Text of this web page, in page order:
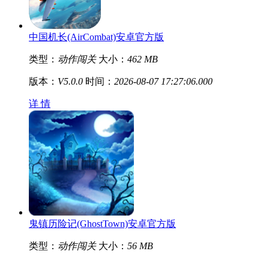
中国机长(AirCombat)安卓官方版
类型： 动作闯关 大小： 462 MB
版本： V5.0.0 时间： 2026-08-07 17:27:06.000
详 情
鬼镇历险记(GhostTown)安卓官方版
类型： 动作闯关 大小： 56 MB